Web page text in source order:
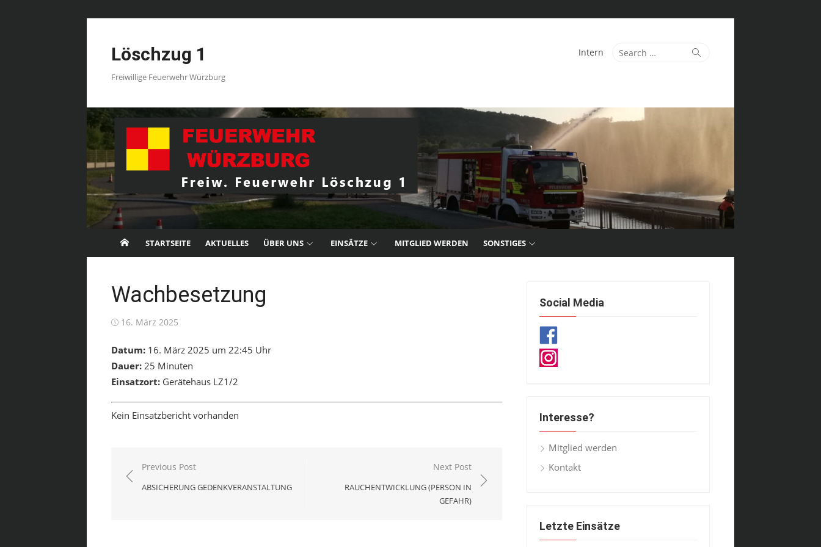
Löschzug 1
Freiwillige Feuerwehr Würzburg
Search
Search
Intern
STARTSEITE AKTUELLES ÜBER UNS EINSÄTZE MITGLIED WERDEN SONSTIGES
Wachbesetzung
Posted
16. März 2025
Datum: 16. März 2025 um 22:45 Uhr
Dauer: 25 Minuten
Einsatzort: Gerätehaus LZ1/2
Kein Einsatzbericht vorhanden
Beitragsnavigation
Previous Post
ABSICHERUNG GEDENKVERANSTALTUNG
Next Post
RAUCHENTWICKLUNG (PERSON IN
GEFAHR)
Social Media
Interesse?
Mitglied werden
Kontakt
Letzte Einsätze